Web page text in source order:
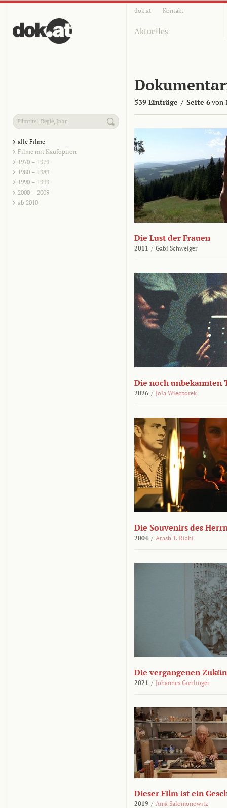
dok.at Kontakt
Aktuelles
539 Einträge / Seite 6von
alle Filme
Filme mit Kaufoption
1970 – 1979
1980 – 1989
1990 – 1999
2000 – 2009
ab 2010
Die Lust der Frauen
2011 / Gabi Schweiger
Die noch unbekannten
2026 / Jola Wieczorek
Die Souvenirs des
2004 / Arash T. Riahi
Die vergangenen
2021 / Johannes Gierlinger
Dieser Film ist ein
2019 / Anja Salomonowitz